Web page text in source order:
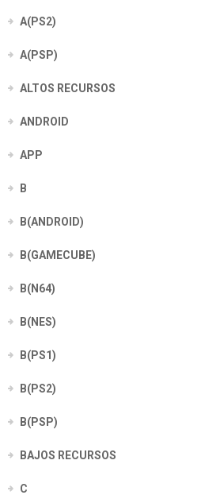
A(PS2)
A(PSP)
ALTOS RECURSOS
ANDROID
APP
B
B(ANDROID)
B(GAMECUBE)
B(N64)
B(NES)
B(PS1)
B(PS2)
B(PSP)
BAJOS RECURSOS
C